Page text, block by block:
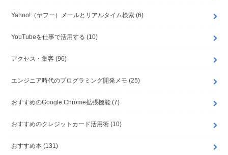
Yahoo!（ヤフー）メールとリアルタイム検索 (6)
YouTubeを仕事で活用する (10)
アクセス・集客 (96)
エンジニア時代のプログラミング開発メモ (25)
おすすめのGoogle Chrome拡張機能 (7)
おすすめのクレジットカード活用術 (10)
おすすめ本 (131)